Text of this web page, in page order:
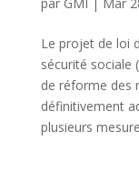
Le projet de loi
sécurité sociale
de réforme des
définitivement
plusieurs